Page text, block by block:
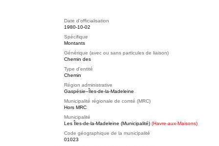
Date d'officialisation
1980-10-02
Spécifique
Montants
Générique (avec ou sans particules de liaison)
Chemin des
Type d'entité
Chemin
Région administrative
Gaspésie–Îles-de-la-Madeleine
Municipalité régionale de comté (MRC)
Hors MRC
Municipalité
Les Îles-de-la-Madeleine (Municipalité) (Havre-aux-Maisons)
Code géographique de la municipalité
01023